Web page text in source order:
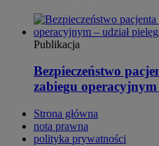
Publikacja
Bezpieczeństwo
zabiegu
Strona główna
nota prawna
polityka prywatności